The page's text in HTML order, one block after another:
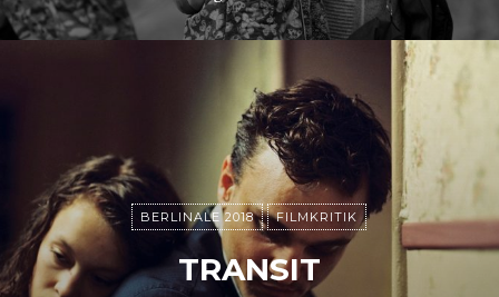
BERLINALE 2018 FILMKRITIK
TRANSIT